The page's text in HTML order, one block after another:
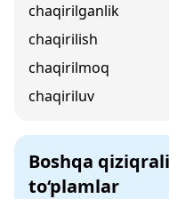
chaqirilganlik
chaqirilish
chaqirilmoq
chaqiriluv
Boshqa
to‘plamlar